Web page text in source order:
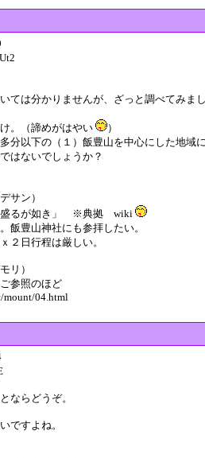
ては分かりませんが、ざっと調べてみまし
。（諦めがはやい
）
分以下の（１）飯豊山を中心にした地域に
はないでしょうか？
サン）
盛るが如き」 ※典拠 wiki
飯豊山神社にも参拝したい。
２日行程は厳しい。
リ）
参照のほど
04.html
ならどうぞ。
ですよね。